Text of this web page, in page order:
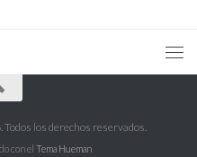
los derechos reservados.
con el Tema Hueman